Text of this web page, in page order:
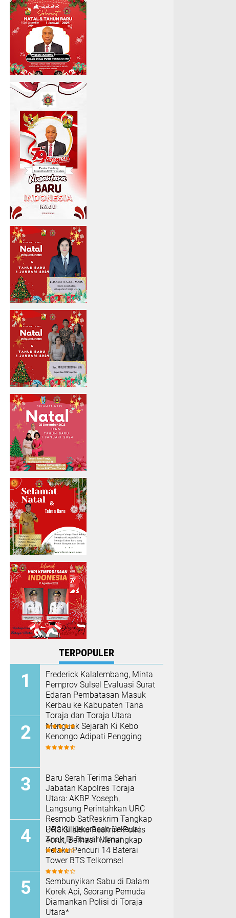
TERPOPULER
Frederick Kalalembang, Minta
Pemprov Sulsel Evaluasi Surat
Edaran Pembatasan Masuk
Kerbau ke Kabupaten Tana
Toraja dan Toraja Utara
Menguak Sejarah Ki Kebo
Kenongo Adipati Pengging
Baru Serah Terima Sehari
Jabatan Kapolres Toraja
Utara: AKBP Yoseph,
Langsung Perintahkan URC
Resmob SatReskrim Tangkap
Pelaku Kekerasan Seksual
Anak Di Bawah Umur
URC Silakku Reskrim Polres
Torut, Berhasil Menangkap
Pelaku Pencuri 14 Baterai
Tower BTS Telkomsel
Sembunyikan Sabu di Dalam
Korek Api, Seorang Pemuda
Diamankan Polisi di Toraja
Utara*